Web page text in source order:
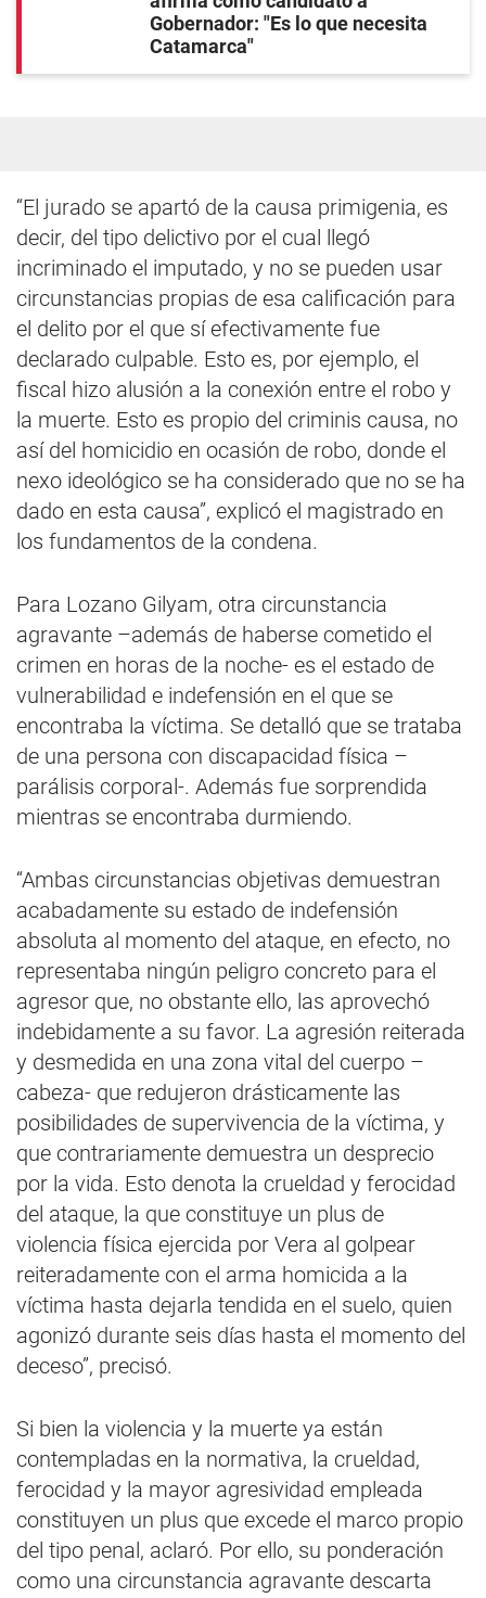
Gobernador: "Es lo que necesita
Catamarca"
“El jurado se apartó de la causa primigenia, es
decir, del tipo delictivo por el cual llegó
incriminado el imputado, y no se pueden usar
circunstancias propias de esa calificación para
el delito por el que sí efectivamente fue
declarado culpable. Esto es, por ejemplo, el
fiscal hizo alusión a la conexión entre el robo y
la muerte. Esto es propio del criminis causa, no
así del homicidio en ocasión de robo, donde el
nexo ideológico se ha considerado que no se ha
dado en esta causa”, explicó el magistrado en
los fundamentos de la condena.
Para Lozano Gilyam, otra circunstancia
agravante –además de haberse cometido el
crimen en horas de la noche- es el estado de
vulnerabilidad e indefensión en el que se
encontraba la víctima. Se detalló que se trataba
de una persona con discapacidad física –
parálisis corporal-. Además fue sorprendida
mientras se encontraba durmiendo.
“Ambas circunstancias objetivas demuestran
acabadamente su estado de indefensión
absoluta al momento del ataque, en efecto, no
representaba ningún peligro concreto para el
agresor que, no obstante ello, las aprovechó
indebidamente a su favor. La agresión reiterada
y desmedida en una zona vital del cuerpo –
cabeza- que redujeron drásticamente las
posibilidades de supervivencia de la víctima, y
que contrariamente demuestra un desprecio
por la vida. Esto denota la crueldad y ferocidad
del ataque, la que constituye un plus de
violencia física ejercida por Vera al golpear
reiteradamente con el arma homicida a la
víctima hasta dejarla tendida en el suelo, quien
agonizó durante seis días hasta el momento del
deceso”, precisó.
Si bien la violencia y la muerte ya están
contempladas en la normativa, la crueldad,
ferocidad y la mayor agresividad empleada
constituyen un plus que excede el marco propio
del tipo penal, aclaró. Por ello, su ponderación
como una circunstancia agravante descarta